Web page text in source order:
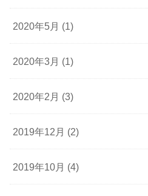
2020年5月 (1)
2020年3月 (1)
2020年2月 (3)
2019年12月 (2)
2019年10月 (4)